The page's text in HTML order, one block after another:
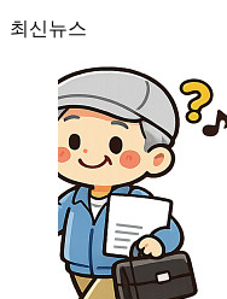
최신뉴스